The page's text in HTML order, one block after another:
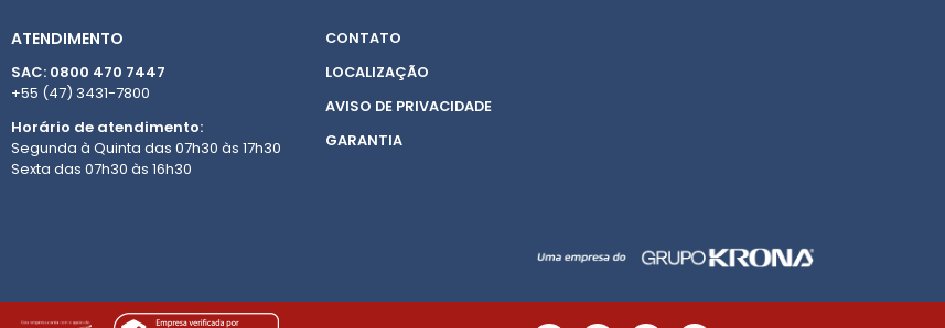
ATENDIMENTO
SAC: 0800 470 7447
+55 (47) 3431-7800
Horário de atendimento:
Segunda à Quinta das 07h30 às 17h30
Sexta das 07h30 às 16h30
CONTATO
LOCALIZAÇÃO
AVISO DE PRIVACIDADE
GARANTIA